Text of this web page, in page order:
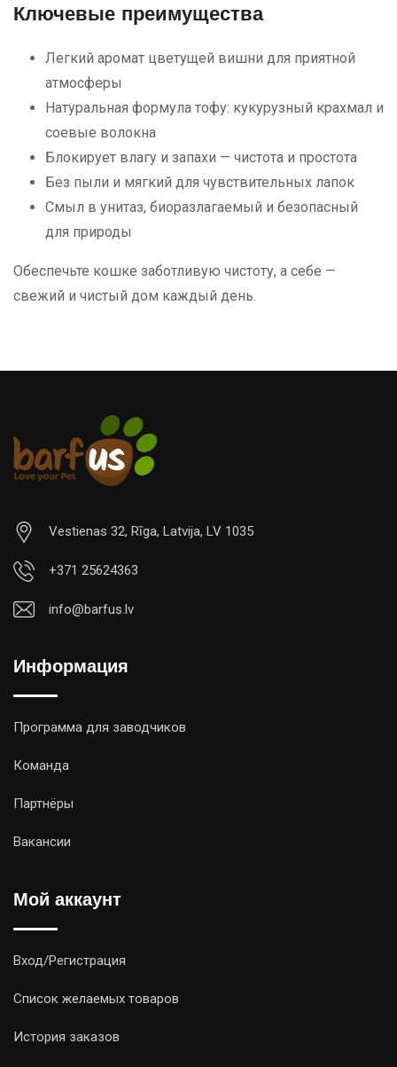
Ключевые преимущества
Легкий аромат цветущей вишни для приятной
атмосферы
Натуральная формула тофу: кукурузный крахмал и
соевые волокна
Блокирует влагу и запахи — чистота и простота
Без пыли и мягкий для чувствительных лапок
Смыл в унитаз, биоразлагаемый и безопасный
для природы
Обеспечьте кошке заботливую чистоту, а себе —
свежий и чистый дом каждый день.
Vestienas 32, Rīga, Latvija, LV 1035
+371 25624363
info@barfus.lv
Информация
Программа для заводчиков
Команда
Партнёры
Вакансии
Мой аккаунт
Вход/Регистрация
Список желаемых товаров
История заказов